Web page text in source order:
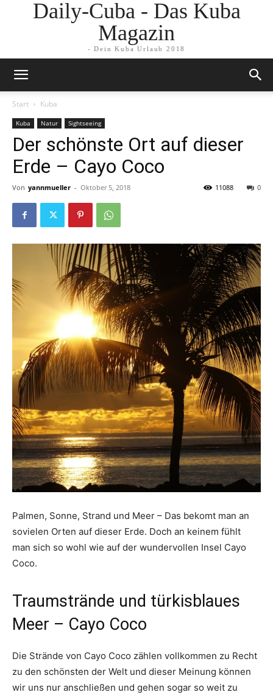
Daily-Cuba - Das Kuba
Magazin
- Dein Kuba Urlaub 2018
Start Kuba
Kuba Natur Sightseeing
Der schönste Ort auf dieser
Erde – Cayo Coco
Von yannmueller - Oktober 5, 2018 0
11088
Palmen, Sonne, Strand und Meer – Das bekomt man an
sovielen Orten auf dieser Erde. Doch an keinem fühlt
man sich so wohl wie auf der wundervollen Insel Cayo
Coco.
Traumstrände und türkisblaues
Meer – Cayo Coco
Die Strände von Cayo Coco zählen vollkommen zu Recht
zu den schönsten der Welt und dieser Meinung können
wir uns nur anschließen und gehen sogar so weit zu